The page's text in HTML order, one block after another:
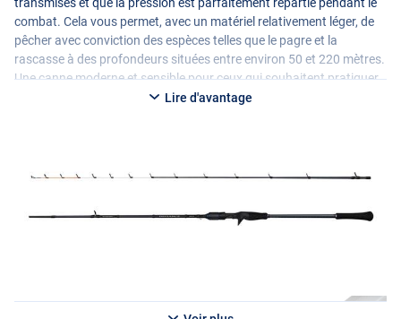
transmises et que la pression est parfaitement répartie pendant le
combat. Cela vous permet, avec un matériel relativement léger, de
pêcher avec conviction des espèces telles que le pagre et la
rascasse à des profondeurs situées entre environ 50 et 220 mètres.
Une canne moderne et sensible pour ceux qui souhaitent pratiquer
de manière ciblée le tai rubber et les techniques similaires.
Lire d'avantage